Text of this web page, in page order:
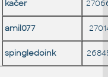
kačer
amil077
spingledoink